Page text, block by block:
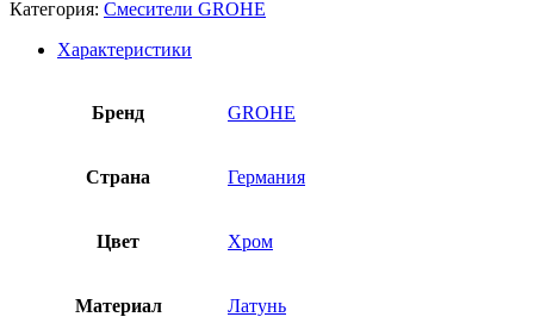
Категория: Смесители GROHE
Характеристики
Бренд GROHE
Страна Германия
Цвет Хром
Материал Латунь